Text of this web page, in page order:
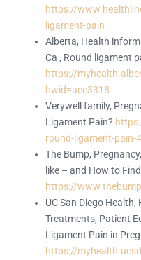
https://
ligament-pain
Alberta, Health
Ca , Round ligament
https://
hwid=ace3318
Verywell family,
Ligament Pain?
round-ligament-pain-
The Bump,
like – and How to
https://
UC San Diego
Treatments, Patient
Ligament Pain in
https://